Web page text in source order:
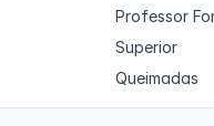
Professor
Superior
Queimadas